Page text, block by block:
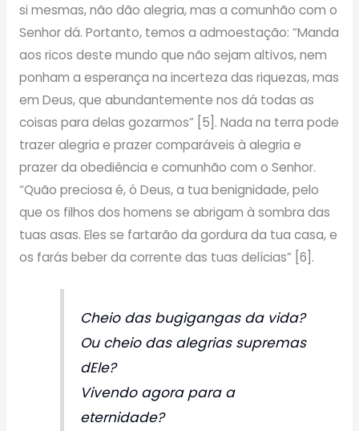
si mesmas, não dão alegria, mas a comunhão com o
Senhor dá. Portanto, temos a admoestação: “Manda
aos ricos deste mundo que não sejam altivos, nem
ponham a esperança na incerteza das riquezas, mas
em Deus, que abundantemente nos dá todas as
coisas para delas gozarmos” [5]. Nada na terra pode
trazer alegria e prazer comparáveis à alegria e
prazer da obediência e comunhão com o Senhor.
“Quão preciosa é, ó Deus, a tua benignidade, pelo
que os filhos dos homens se abrigam à sombra das
tuas asas. Eles se fartarão da gordura da tua casa, e
os farás beber da corrente das tuas delícias” [6].
Cheio das bugigangas da vida?
Ou cheio das alegrias supremas
dEle?
Vivendo agora para a
eternidade?